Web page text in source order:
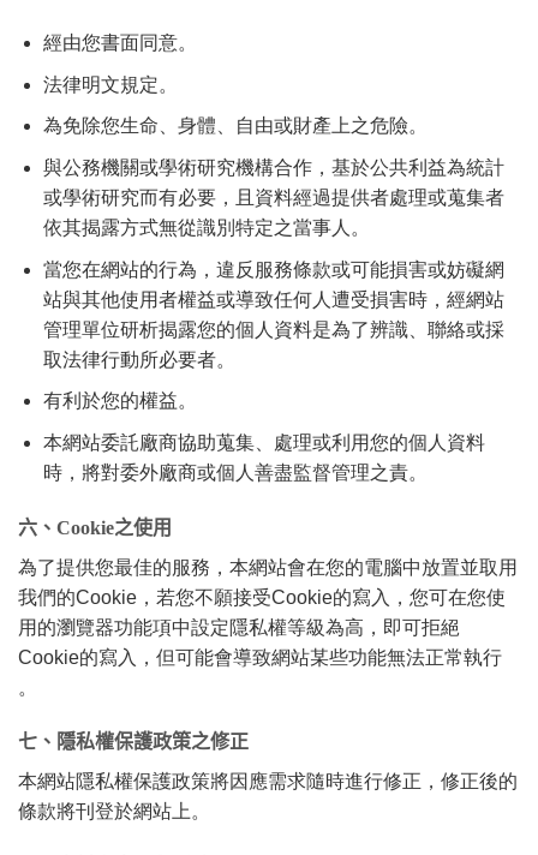
經由您書面同意。
法律明文規定。
為免除您生命、身體、自由或財產上之危險。
與公務機關或學術研究機構合作，基於公共利益為統計
或學術研究而有必要，且資料經過提供者處理或蒐集者
依其揭露方式無從識別特定之當事人。
當您在網站的行為，違反服務條款或可能損害或妨礙網
站與其他使用者權益或導致任何人遭受損害時，經網站
管理單位研析揭露您的個人資料是為了辨識、聯絡或採
取法律行動所必要者。
有利於您的權益。
本網站委託廠商協助蒐集、處理或利用您的個人資料
時，將對委外廠商或個人善盡監督管理之責。
六、Cookie之使用
為了提供您最佳的服務，本網站會在您的電腦中放置並取用
我們的Cookie，若您不願接受Cookie的寫入，您可在您使
用的瀏覽器功能項中設定隱私權等級為高，即可拒絕
Cookie的寫入，但可能會導致網站某些功能無法正常執行
。
七、隱私權保護政策之修正
本網站隱私權保護政策將因應需求隨時進行修正，修正後的
條款將刊登於網站上。